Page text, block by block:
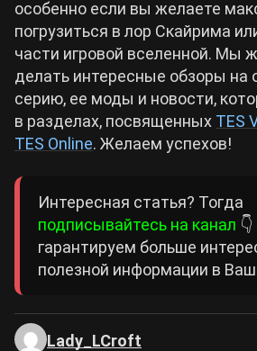
особенно если вы желаете
погрузиться в лор Скайрима
части игровой вселенной. Мы
делать интересные обзоры на
серию, ее моды и новости,
в разделах, посвященных TES
TES Online. Желаем успехов!
Интересная статья? Тогда
подписывайтесь на канал
гарантируем больше
полезной информации в
Lady_LCroft